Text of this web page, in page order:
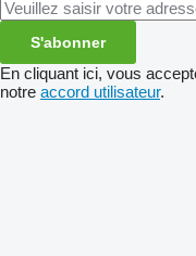
S'abonner
En cliquant ici, vous
notre accord utilisateur.